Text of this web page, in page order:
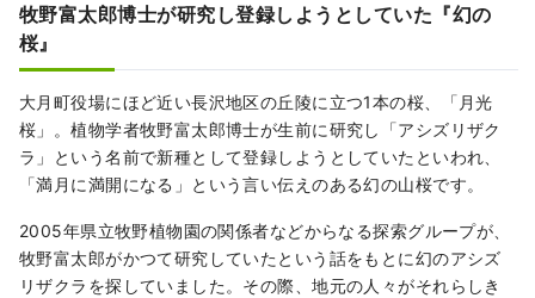
み、全国でもトップの森林面積を誇る山の恵
牧野富太郎博士が研究し登録しようとしていた『幻の
桜』
大月町役場にほど近い長沢地区の丘陵に立つ1本の桜、「月光
桜」。植物学者牧野富太郎博士が生前に研究し「アシズリザク
ラ」という名前で新種として登録しようとしていたといわれ、
「満月に満開になる」という言い伝えのある幻の山桜です。
2005年県立牧野植物園の関係者などからなる探索グループが、
牧野富太郎がかつて研究していたという話をもとに幻のアシズ
リザクラを探していました。その際、地元の人々がそれらしき